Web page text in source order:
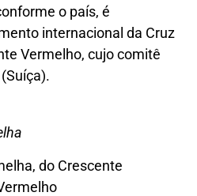
o país, é
internacional da Cruz
Vermelho, cujo comitê
do Crescente